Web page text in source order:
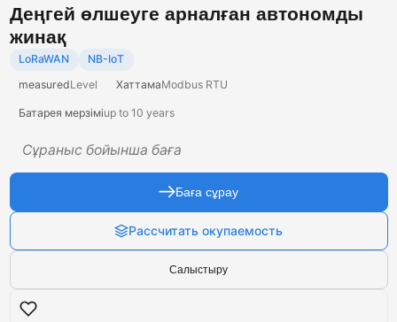
Деңгей өлшеуге арналған автономды
жинақ
LoRaWAN
NB-IoT
measuredLevel ХаттамаModbus RTU
Батарея мерзіміup to 10 years
Сұраныс бойынша баға
Баға сұрау
Рассчитать окупаемость
Салыстыру